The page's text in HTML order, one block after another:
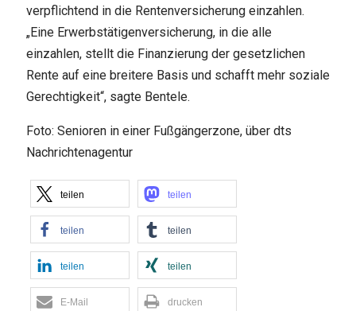
verpflichtend in die Rentenversicherung einzahlen.
„Eine Erwerbstätigenversicherung, in die alle
einzahlen, stellt die Finanzierung der gesetzlichen
Rente auf eine breitere Basis und schafft mehr soziale
Gerechtigkeit“, sagte Bentele.
Foto: Senioren in einer Fußgängerzone, über dts
Nachrichtenagentur
teilen teilen
teilen teilen
teilen teilen
E-Mail drucken